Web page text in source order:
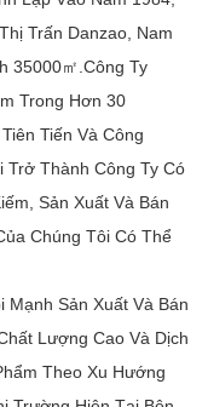
Trấn Danzao, Nam
35000㎡.Công Ty
Trong Hơn 30
Tiến Và Công
Trở Thành Công Ty Có
Sản Xuất Và Bán
Chúng Tôi Có Thể
Sản Xuất Và Bán
Lượng Cao Và Dịch
Theo Xu Hướng